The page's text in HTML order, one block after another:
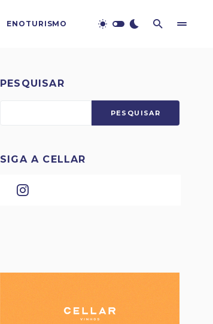
ENOTURISMO
PESQUISAR
PESQUISAR
SIGA A CELLAR